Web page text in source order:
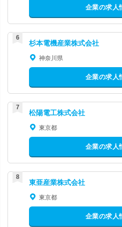
企業の求人
杉本電機産業株式会社
神奈川県
企業の求人
松陽電工株式会社
東京都
企業の求人
東亜産業株式会社
東京都
企業の求人